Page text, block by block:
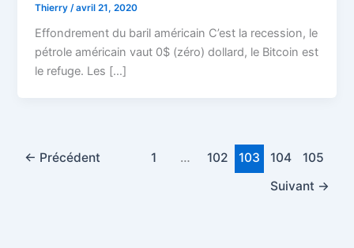
Thierry /avril 21, 2020
Effondrement du baril américain C’est la recession, le
pétrole américain vaut 0$ (zéro) dollard, le Bitcoin est
le refuge. Les […]
← Précédent 1 … 102 103 104
105
Suivant →